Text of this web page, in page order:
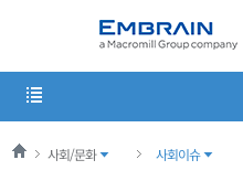
사회/문화 사회이슈